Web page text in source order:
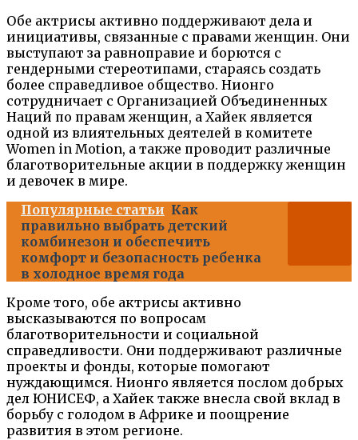
Обе актрисы активно поддерживают дела и
инициативы, связанные с правами женщин. Они
выступают за равноправие и борются с
гендерными стереотипами, стараясь создать
более справедливое общество. Нионго
сотрудничает с Организацией Объединенных
Наций по правам женщин, а Хайек является
одной из влиятельных деятелей в комитете
Women in Motion, а также проводит различные
благотворительные акции в поддержку женщин
и девочек в мире.
Популярные статьи Как
правильно выбрать детский
комбинезон и обеспечить
комфорт и безопасность ребенка
в холодное время года
Кроме того, обе актрисы активно
высказываются по вопросам
благотворительности и социальной
справедливости. Они поддерживают различные
проекты и фонды, которые помогают
нуждающимся. Нионго является послом добрых
дел ЮНИСЕФ, а Хайек также внесла свой вклад в
борьбу с голодом в Африке и поощрение
развития в этом регионе.